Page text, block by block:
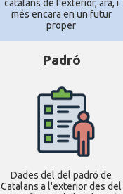
catalans de l'exterior, ara, i
més encara en un futur
proper
Padró
Dades del del padró de
Catalans a l'exterior des del